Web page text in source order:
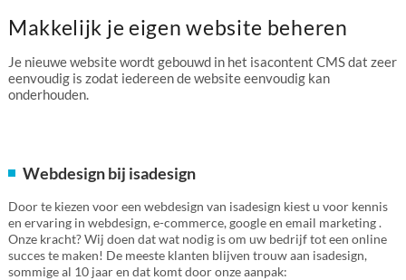
Makkelijk je eigen website beheren
Je nieuwe website wordt gebouwd in het isacontent CMS dat zeer
eenvoudig is zodat iedereen de website eenvoudig kan
onderhouden.
Webdesign bij isadesign
Door te kiezen voor een webdesign van isadesign kiest u voor kennis
en ervaring in webdesign, e-commerce, google en email marketing .
Onze kracht? Wij doen dat wat nodig is om uw bedrijf tot een online
succes te maken! De meeste klanten blijven trouw aan isadesign,
sommige al 10 jaar en dat komt door onze aanpak: